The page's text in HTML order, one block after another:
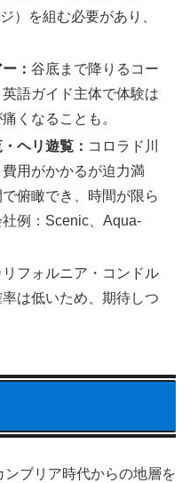
）を組む必要があり、
ー：谷底まで降りるコー
語ガイド主体で体験は
くなることも。
ヘリ遊覧： コロラド川
用がかかるが迫力満
俯瞰でき、時間が限ら
例：Scenic、Aqua-
リフォルニア・コンドル
は低いため、期待しつ
ブリア時代からの地層を